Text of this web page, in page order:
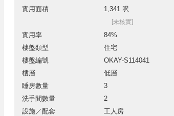
實用面積 1,341 呎
[未核實]
實用率
84%
樓盤類型
住宅
樓盤編號
OKAY-S114041
樓層
低層
睡房數量
3
洗手間數量
2
設施／配套
工人房